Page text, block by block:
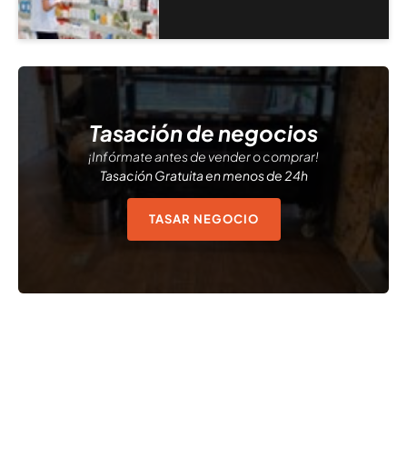
Tasación de negocios
¡Infórmate antes de vender o comprar!
Tasación Gratuita en menos de 24h
TASAR NEGOCIO